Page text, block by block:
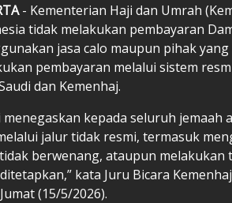
- Kementerian Haji dan Umrah
tidak melakukan pembayaran
jasa calo maupun pihak
pembayaran melalui sistem
dan Kemenhaj.
menegaskan kepada seluruh
jalur tidak resmi, termasuk
berwenang, ataupun
kata Juru Bicara
(15/5/2026).